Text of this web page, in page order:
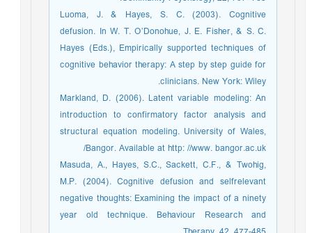
Luoma, J. & Hayes, S. C. (2003). Cognitive
defusion. In W. T. O’Donohue, J. E. Fisher, & S. C.
Hayes (Eds.), Empirically supported techniques of
cognitive behavior therapy: A step by step guide for
clinicians. New York: Wiley.
Markland, D. (2006). Latent variable modeling: An
introduction to confirmatory factor analysis and
structural equation modeling. University of Wales,
Bangor. Available at http: //www. bangor.ac.uk/
Masuda, A., Hayes, S.C., Sackett, C.F., & Twohig,
M.P. (2004). Cognitive defusion and selfrelevant
negative thoughts: Examining the impact of a ninety
year old technique. Behaviour Research and